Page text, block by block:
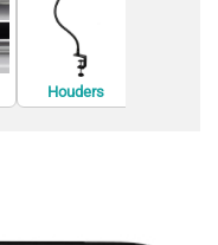
Houders